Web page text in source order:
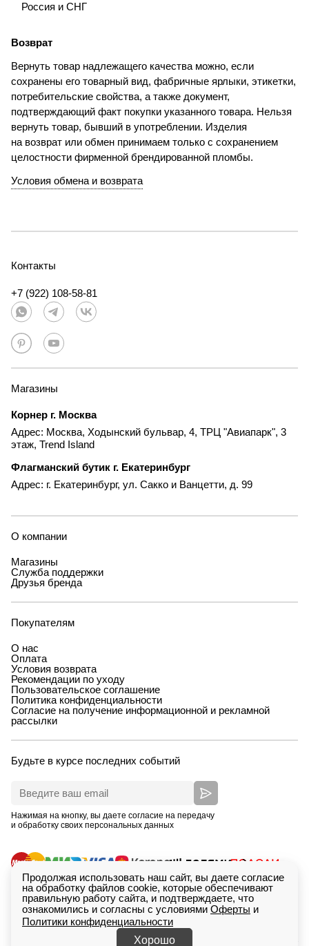
Россия и СНГ
Возврат
Вернуть товар надлежащего качества можно, если
сохранены его товарный вид, фабричные ярлыки, этикетки,
потребительские свойства, а также документ,
подтверждающий факт покупки указанного товара. Нельзя
вернуть товар, бывший в употреблении. Изделия
на возврат или обмен принимаем только с сохранением
целостности фирменной брендированной пломбы.
Условия обмена и возврата
Контакты
+7 (922) 108-58-81
Магазины
Корнер г. Москва
Адрес: Москва, Ходынский бульвар, 4, ТРЦ "Авиапарк", 3
этаж, Trend Island
Флагманский бутик г. Екатеринбург
Адрес: г. Екатеринбург, ул. Сакко и Ванцетти, д. 99
О компании
Магазины
Служба поддержки
Друзья бренда
Покупателям
О нас
Оплата
Условия возврата
Рекомендации по уходу
Пользовательское соглашение
Политика конфиденциальности
Согласие на получение информационной и рекламной
рассылки
Будьте в курсе последних событий
Нажимая на кнопку, вы даете согласие на передачу
и обработку своих персональных данных
ИП Зимина Кристина Дмитриевна, ОГРНИП
318665800233615. Екатеринбург, проспект Ленина,
Продолжая использовать наш сайт, вы даете согласие
на обработку файлов cookie, которые обеспечивают
правильную работу сайта, и подтверждаете, что
ознакомились и согласны с условиями Оферты и
Политики конфиденциальности
Хорошо